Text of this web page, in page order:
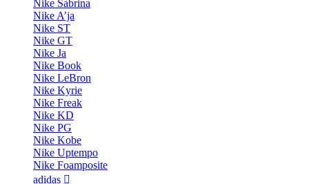
Nike Sabrina
Nike A’ja
Nike ST
Nike GT
Nike Ja
Nike Book
Nike LeBron
Nike Kyrie
Nike Freak
Nike KD
Nike PG
Nike Kobe
Nike Uptempo
Nike Foamposite
adidas